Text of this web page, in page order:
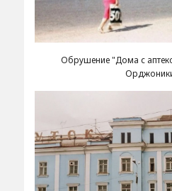
Обрушение "Дома с